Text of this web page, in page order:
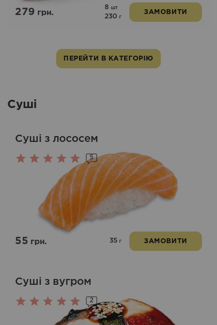
279грн.
8 шт
230 г
ЗАМОВИТИ
ПЕРЕЙТИ В КАТЕГОРІЮ
Суші
Суші з лососем
Оцінено
5
55грн. 35 г ЗАМОВИТИ
Суші з вугром
Оцінено
2